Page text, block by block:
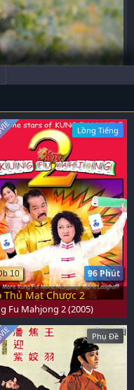
Lồng Tiếng
96 Phút
10
Thủ Mạt Chược 2
Fu Mahjong 2 (2005)
Phụ Đề